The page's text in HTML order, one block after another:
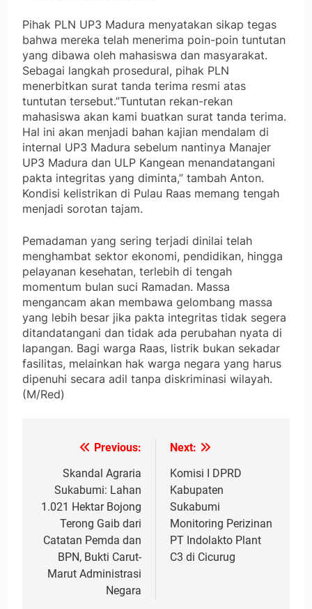
Pihak PLN UP3 Madura menyatakan sikap tegas
bahwa mereka telah menerima poin-poin tuntutan
yang dibawa oleh mahasiswa dan masyarakat.
Sebagai langkah prosedural, pihak PLN
menerbitkan surat tanda terima resmi atas
tuntutan tersebut.”Tuntutan rekan-rekan
mahasiswa akan kami buatkan surat tanda terima.
Hal ini akan menjadi bahan kajian mendalam di
internal UP3 Madura sebelum nantinya Manajer
UP3 Madura dan ULP Kangean menandatangani
pakta integritas yang diminta,” tambah Anton.
Kondisi kelistrikan di Pulau Raas memang tengah
menjadi sorotan tajam.
Pemadaman yang sering terjadi dinilai telah
menghambat sektor ekonomi, pendidikan, hingga
pelayanan kesehatan, terlebih di tengah
momentum bulan suci Ramadan. Massa
mengancam akan membawa gelombang massa
yang lebih besar jika pakta integritas tidak segera
ditandatangani dan tidak ada perubahan nyata di
lapangan. Bagi warga Raas, listrik bukan sekadar
fasilitas, melainkan hak warga negara yang harus
dipenuhi secara adil tanpa diskriminasi wilayah.
(M/Red)
Navigasi
pos
Previous:
Skandal Agraria
Sukabumi: Lahan
1.021 Hektar Bojong
Terong Gaib dari
Catatan Pemda dan
BPN, Bukti Carut-
Marut Administrasi
Negara
Next:
Komisi I DPRD
Kabupaten
Sukabumi
Monitoring Perizinan
PT Indolakto Plant
C3 di Cicurug